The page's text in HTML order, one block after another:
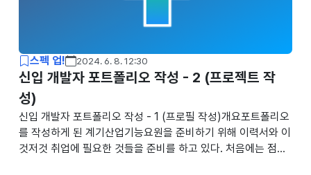
스펙 업! 2024. 6. 8. 12:30
신입 개발자 포트폴리오 작성 - 2 (프로젝트 작
성)
신입 개발자 포트폴리오 작성 - 1 (프로필 작성)개요포트폴리오
를 작성하게 된 계기산업기능요원을 준비하기 위해 이력서와 이
것저것 취업에 필요한 것들을 준비를 하고 있다. 처음에는 점핏